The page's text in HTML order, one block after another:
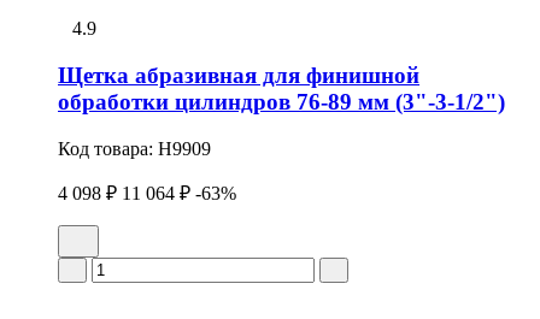
4.9
Щетка абразивная для финишной
обработки цилиндров 76-89 мм (3"-3-1/2")
Код товара: H9909
4 098 ₽ 11 064 ₽ -63%